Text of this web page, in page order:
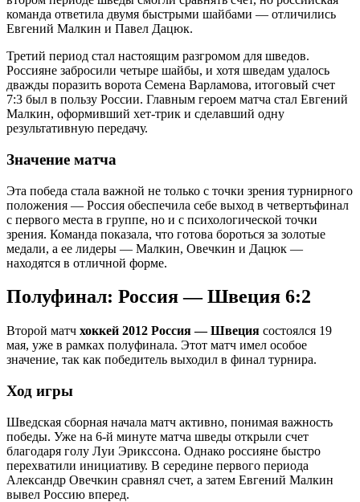
команда ответила двумя быстрыми шайбами — отличились
Евгений Малкин и Павел Дацюк.
Третий период стал настоящим разгромом для шведов.
Россияне забросили четыре шайбы, и хотя шведам удалось
дважды поразить ворота Семена Варламова, итоговый счет
7:3 был в пользу России. Главным героем матча стал Евгений
Малкин, оформивший хет-трик и сделавший одну
результативную передачу.
Значение матча
Эта победа стала важной не только с точки зрения турнирного
положения — Россия обеспечила себе выход в четвертьфинал
с первого места в группе, но и с психологической точки
зрения. Команда показала, что готова бороться за золотые
медали, а ее лидеры — Малкин, Овечкин и Дацюк —
находятся в отличной форме.
Полуфинал: Россия — Швеция 6:2
Второй матч хоккей 2012 Россия — Швеция состоялся 19
мая, уже в рамках полуфинала. Этот матч имел особое
значение, так как победитель выходил в финал турнира.
Ход игры
Шведская сборная начала матч активно, понимая важность
победы. Уже на 6-й минуте матча шведы открыли счет
благодаря голу Луи Эрикссона. Однако россияне быстро
перехватили инициативу. В середине первого периода
Александр Овечкин сравнял счет, а затем Евгений Малкин
вывел Россию вперед.